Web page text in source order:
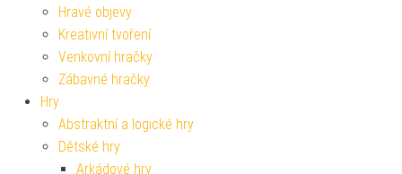
Hravé objevy
Kreativní tvoření
Venkovní hračky
Zábavné hračky
Hry
Abstraktní a logické hry
Dětské hry
Arkádové hry